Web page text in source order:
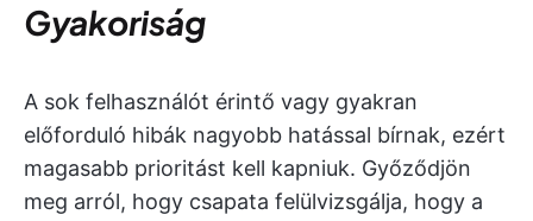
Gyakoriság
A sok felhasználót érintő vagy gyakran
előforduló hibák nagyobb hatással bírnak, ezért
magasabb prioritást kell kapniuk. Győződjön
meg arról, hogy csapata felülvizsgálja, hogy a